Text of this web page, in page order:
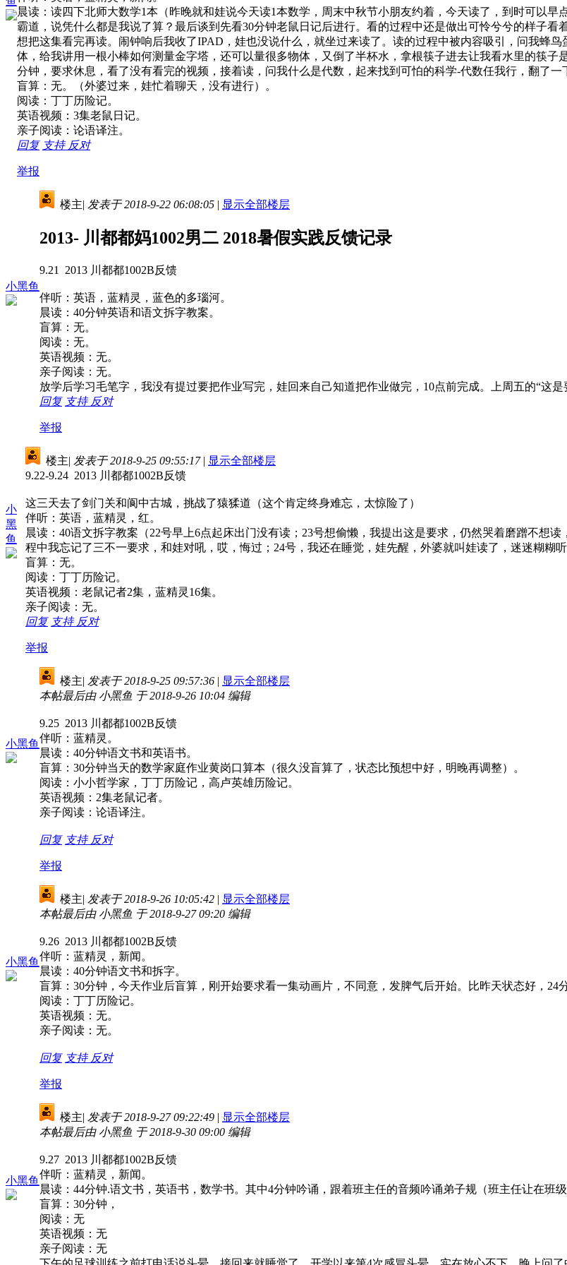
晨读：读四下北师大数学1本（昨晚就和娃说今天读1本数学，周末中秋节小朋友约着，今天读了，到时可以
霸道，说凭什么都是我说了算？最后谈到先看30分钟老鼠日记后进行。看的过程中还是做出可怜兮兮的样子
想把这集看完再读。闹钟响后我收了IPAD，娃也没说什么，就坐过来读了。读的过程中被内容吸引，问我蜂
体，给我讲用一根小棒如何测量金字塔，还可以量很多物体，又倒了半杯水，拿根筷子进去让我看水里的筷
分钟，要求休息，看了没有看完的视频，接着读，问我什么是代数，起来找到可怕的科学-代数任我行，翻了一
盲算：无。（外婆过来，娃忙着聊天，没有进行）。
阅读：丁丁历险记。
英语视频：3集老鼠日记。
亲子阅读：论语译注。
回复 支持 反对
举报
小黑鱼
楼主| 发表于 2018-9-22 06:08:05 | 显示全部楼层
2013- 川都都妈1002男二 2018暑假实践反馈记录
9.21 2013 川都都1002B反馈
伴听：英语，蓝精灵，蓝色的多瑙河。
晨读：40分钟英语和语文拆字教案。
盲算：无。
阅读：无。
英语视频：无。
亲子阅读：无。
放学后学习毛笔字，我没有提过要把作业写完，娃回来自己知道把作业做完，10点前完成。上周五的“这
回复 支持 反对
举报
小
黑
鱼
楼主| 发表于 2018-9-25 09:55:17 | 显示全部楼层
9.22-9.24 2013 川都都1002B反馈
这三天去了剑门关和阆中古城，挑战了猿猱道（这个肯定终身难忘，太惊险了）
伴听：英语，蓝精灵，红。
晨读：40语文拆字教案（22号早上6点起床出门没有读；23号想偷懒，我提出这是要求，仍然哭着磨蹭不想
程中我忘记了三不一要求，和娃对吼，哎，悔过；24号，我还在睡觉，娃先醒，外婆就叫娃读了，迷迷糊糊听
盲算：无。
阅读：丁丁历险记。
英语视频：老鼠记者2集，蓝精灵16集。
亲子阅读：无。
回复 支持 反对
举报
小黑鱼
楼主| 发表于 2018-9-25 09:57:36 | 显示全部楼层
本帖最后由 小黑鱼 于 2018-9-26 10:04 编辑
9.25 2013 川都都1002B反馈
伴听：蓝精灵。
晨读：40分钟语文书和英语书。
盲算：30分钟当天的数学家庭作业黄岗口算本（很久没盲算了，状态比预想中好，明晚再调整）。
阅读：小小哲学家，丁丁历险记，高卢英雄历险记。
英语视频：2集老鼠记者。
亲子阅读：论语译注。
回复 支持 反对
举报
小黑鱼
楼主| 发表于 2018-9-26 10:05:42 | 显示全部楼层
本帖最后由 小黑鱼 于 2018-9-27 09:20 编辑
9.26 2013 川都都1002B反馈
伴听：蓝精灵，新闻。
晨读：40分钟语文书和拆字。
盲算：30分钟，今天作业后盲算，刚开始要求看一集动画片，不同意，发脾气后开始。比昨天状态好，24
阅读：丁丁历险记。
英语视频：无。
亲子阅读：无。
回复 支持 反对
举报
小黑鱼
楼主| 发表于 2018-9-27 09:22:49 | 显示全部楼层
本帖最后由 小黑鱼 于 2018-9-30 09:00 编辑
9.27 2013 川都都1002B反馈
伴听：蓝精灵，新闻。
晨读：44分钟.语文书，英语书，数学书。其中4分钟吟诵，跟着班主任的音频吟诵弟子规（班主任让在班
盲算：30分钟，
阅读：无
英语视频：无
亲子阅读：无